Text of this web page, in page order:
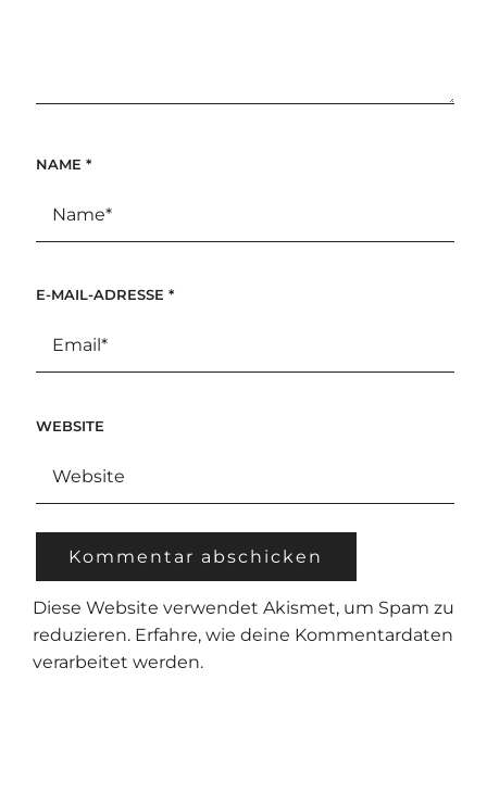
NAME *
E-MAIL-ADRESSE *
WEBSITE
Diese Website verwendet Akismet, um Spam zu
reduzieren. Erfahre, wie deine Kommentardaten
verarbeitet werden.